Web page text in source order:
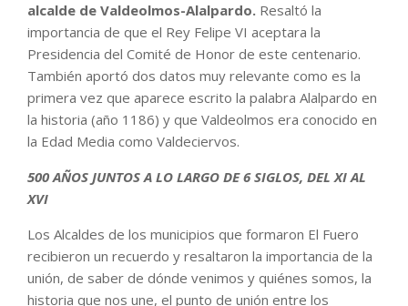
alcalde de Valdeolmos-Alalpardo. Resaltó la
importancia de que el Rey Felipe VI aceptara la
Presidencia del Comité de Honor de este centenario.
También aportó dos datos muy relevante como es la
primera vez que aparece escrito la palabra Alalpardo en
la historia (año 1186) y que Valdeolmos era conocido en
la Edad Media como Valdeciervos.
500 AÑOS JUNTOS A LO LARGO DE 6 SIGLOS, DEL XI AL
XVI
Los Alcaldes de los municipios que formaron El Fuero
recibieron un recuerdo y resaltaron la importancia de la
unión, de saber de dónde venimos y quiénes somos, la
historia que nos une, el punto de unión entre los